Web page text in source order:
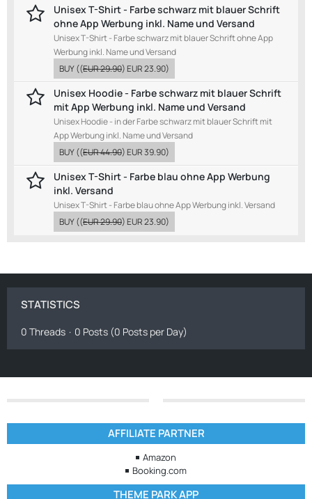
Unisex T-Shirt - Farbe schwarz mit blauer Schrift
ohne App Werbung inkl. Name und Versand
Unisex T-Shirt - Farbe schwarz mit blauer Schrift ohne App
Werbung inkl. Name und Versand
BUY((EUR 29.90)EUR 23.90)
Unisex Hoodie - Farbe schwarz mit blauer Schrift
mit App Werbung inkl. Name und Versand
Unisex Hoodie - in der Farbe schwarz mit blauer Schrift mit
App Werbung inkl. Name und Versand
BUY((EUR 44.90)EUR 39.90)
Unisex T-Shirt - Farbe blau ohne App Werbung
inkl. Versand
Unisex T-Shirt - Farbe blau ohne App Werbung inkl. Versand
BUY((EUR 29.90)EUR 23.90)
STATISTICS
0 Threads 0 Posts (0 Posts per Day)
AFFILIATE PARTNER
Amazon
Booking.com
THEME PARK APP